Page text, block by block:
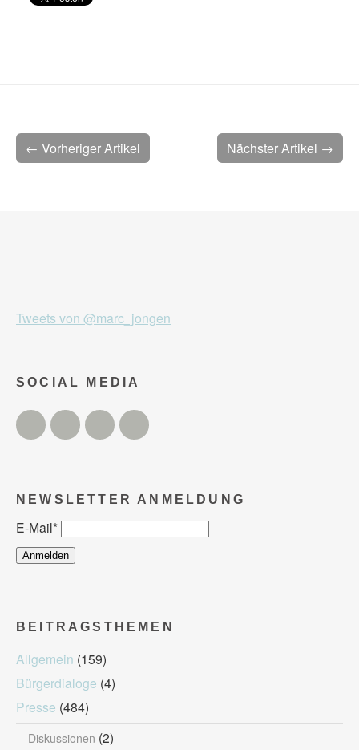
Nächster Artikel →
← Vorheriger Artikel
Tweets von @marc_jongen
SOCIAL MEDIA
Twitter FacebookInstagram
NEWSLETTER ANMELDUNG
E-Mail*
BEITRAGSTHEMEN
Allgemein (159)
Bürgerdialoge (4)
Presse (484)
Diskussionen (2)